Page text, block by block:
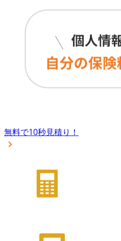
無料で10秒見積り！